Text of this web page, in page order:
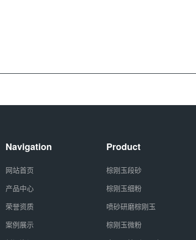
Navigation
网站首页
产品中心
荣誉资质
案例展示
Product
棕刚玉段砂
棕刚玉细粉
喷砂研磨棕刚玉
棕刚玉微粉